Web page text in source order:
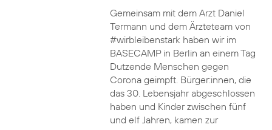
Gemeinsam mit dem Arzt Daniel
Termann und dem Ärzteteam von
#wirbleibenstark haben wir im
BASECAMP in Berlin an einem Tag
Dutzende Menschen gegen
Corona geimpft. Bürger:innen, die
das 30. Lebensjahr abgeschlossen
haben und Kinder zwischen fünf
und elf Jahren, kamen zur